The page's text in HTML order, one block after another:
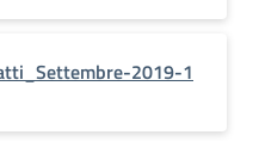
2019-1